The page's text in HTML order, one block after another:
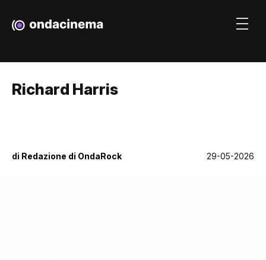
Richard Harris
di Redazione di OndaRock 29-05-2026